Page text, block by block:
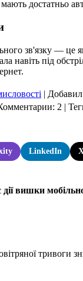
мають
зв'язку — це
навіть під
| Добавил
: 2 |
LinkedIn
дії вишки
тривоги